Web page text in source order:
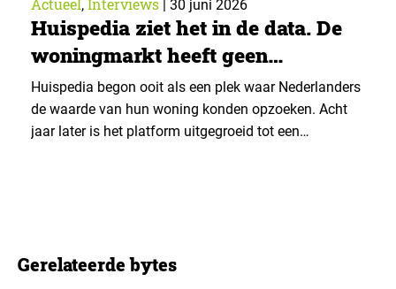
Actueel, Interviews | 30 juni 2026
Huispedia ziet het in de data. De
woningmarkt heeft geen
informatieprobleem, maar een
gedragsprobleem
Huispedia begon ooit als een plek waar Nederlanders
de waarde van hun woning konden opzoeken. Acht
jaar later is het platform uitgegroeid tot een
Gerelateerde bytes